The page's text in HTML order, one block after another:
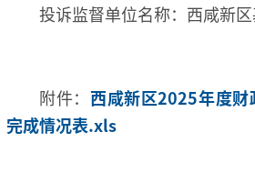
投诉监督单位名称：西咸新
附件： 西咸新区2025年度
完成情况表.xls